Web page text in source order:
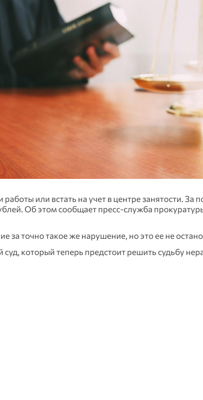
или встать на учет в центре занятости. За
Об этом сообщает пресс-служба
точно такое же нарушение, но это ее не
который теперь предстоит решить судьбу